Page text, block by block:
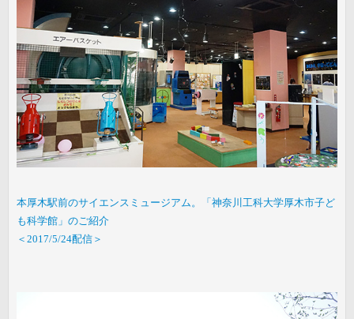
本厚木駅前のサイエンスミュージアム。「神奈川工科大学厚木市子ど
も科学館」のご紹介
＜2017/5/24配信＞